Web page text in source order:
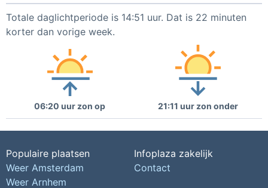
Totale daglichtperiode is 14:51 uur. Dat is 22 minuten
korter dan vorige week.
06:20 uur zon op 21:11 uur zon onder
Populaire plaatsen
Weer Amsterdam
Weer Arnhem
Infoplaza zakelijk
Contact